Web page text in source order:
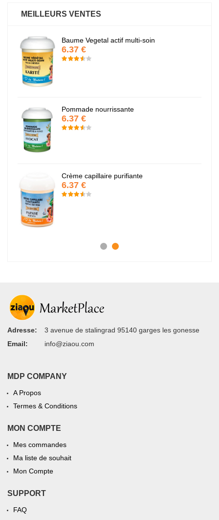
MEILLEURS VENTES
Baume Vegetal actif multi-soin
6.37 €
Pommade nourrissante
6.37 €
Crème capillaire purifiante
6.37 €
Adresse:
3 avenue de stalingrad 95140 garges les gonesse
Email:
info@ziaou.com
MDP COMPANY
A Propos
Termes & Conditions
MON COMPTE
Mes commandes
Ma liste de souhait
Mon Compte
SUPPORT
FAQ